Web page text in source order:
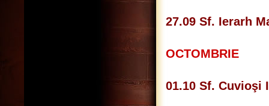
27.09 Sf. Ierarh
OCTOMBRIE
01.10 Sf. Cuvioşi